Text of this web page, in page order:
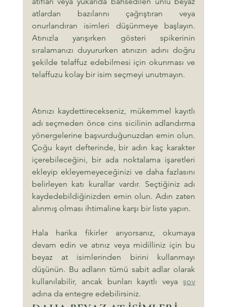
atlardan bazılarını çağrıştıran veya
onurlandıran isimleri düşünmeye başlayın.
Atınızla yarışırken gösteri spikerinin
sıralamanızı duyururken atınızın adını doğru
şekilde telaffuz edebilmesi için okunması ve
telaffuzu kolay bir isim seçmeyi unutmayın.
Atınızı kaydettirecekseniz, mükemmel kayıtlı
adı seçmeden önce cins sicilinin adlandırma
yönergelerine başvurduğunuzdan emin olun.
Çoğu kayıt defterinde, bir adın kaç karakter
içerebileceğini, bir ada noktalama işaretleri
ekleyip ekleyemeyeceğinizi ve daha fazlasını
belirleyen katı kurallar vardır. Seçtiğiniz adı
kaydedebildiğinizden emin olun. Adın zaten
alınmış olması ihtimaline karşı bir liste yapın.
Hala harika fikirler arıyorsanız, okumaya
devam edin ve atınız veya midilliniz için bu
beyaz at isimlerinden birini kullanmayı
düşünün. Bu adların tümü sabit adlar olarak
kullanılabilir, ancak bunları kayıtlı veya şov
adına da entegre edebilirsiniz.